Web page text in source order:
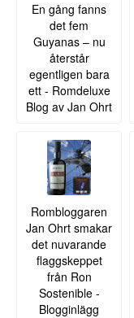
En gång fanns
det fem
Guyanas – nu
återstår
egentligen bara
ett - Romdeluxe
Blog av Jan Ohrt
Rombloggaren
Jan Ohrt smakar
det nuvarande
flaggskeppet
från Ron
Sostenible -
Blogginlägg